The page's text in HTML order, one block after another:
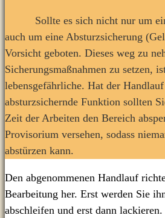
Sollte es sich nicht nur um
auch um eine Absturzsicherung
Vorsicht geboten. Dieses weg zu
Sicherungsmaßnahmen zu setzen,
lebensgefährliche. Hat der
absturzsichernde Funktion sollten
Zeit der Arbeiten den Bereich
Provisorium versehen, sodass
abstürzen kann.
Den abgenommenen Handlauf
Bearbeitung her. Erst werden Sie
abschleifen und erst dann